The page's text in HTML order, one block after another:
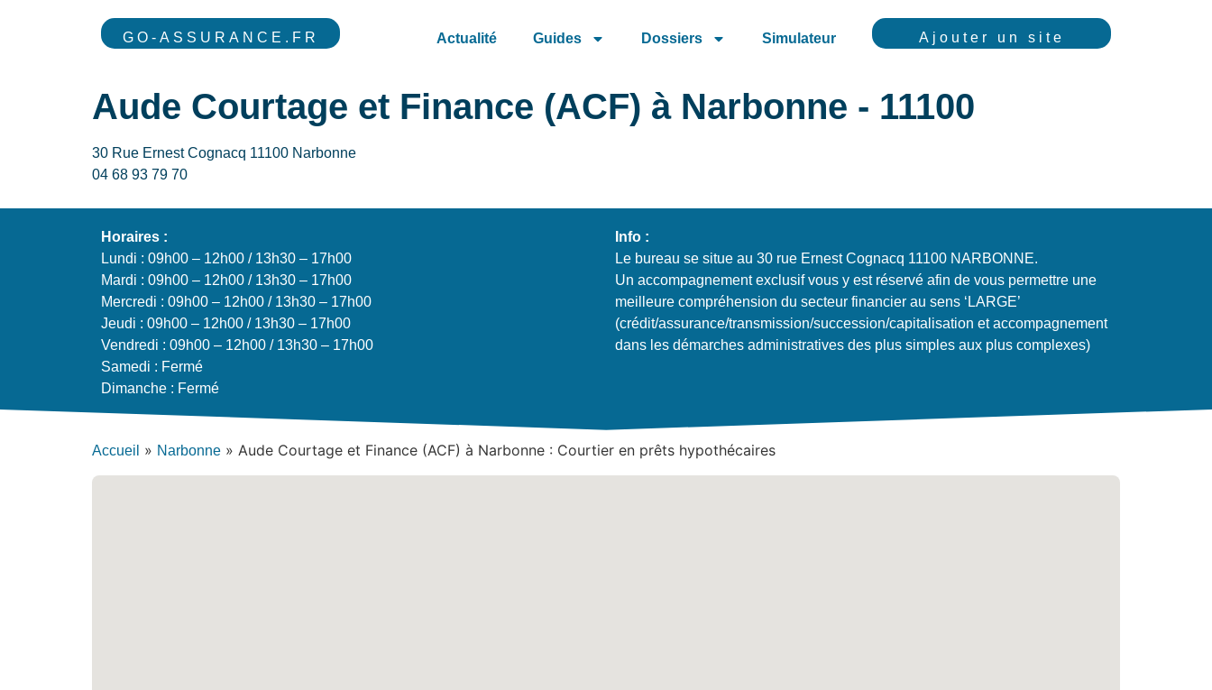
GO-ASSURANCE.FR Actualité Guides Dossiers Simulateur Ajouter un site
Aude Courtage et Finance (ACF) à Narbonne - 11100
30 Rue Ernest Cognacq 11100 Narbonne
04 68 93 79 70
Horaires :
Lundi : 09h00 – 12h00 / 13h30 – 17h00
Mardi : 09h00 – 12h00 / 13h30 – 17h00
Mercredi : 09h00 – 12h00 / 13h30 – 17h00
Jeudi : 09h00 – 12h00 / 13h30 – 17h00
Vendredi : 09h00 – 12h00 / 13h30 – 17h00
Samedi : Fermé
Dimanche : Fermé
Info :
Le bureau se situe au 30 rue Ernest Cognacq 11100 NARBONNE.
Un accompagnement exclusif vous y est réservé afin de vous permettre une
meilleure compréhension du secteur financier au sens ‘LARGE’
(crédit/assurance/transmission/succession/capitalisation et accompagnement
dans les démarches administratives des plus simples aux plus complexes)
Accueil » Narbonne » Aude Courtage et Finance (ACF) à Narbonne : Courtier en prêts hypothécaires